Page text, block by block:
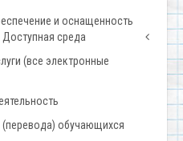
и оснащенность
среда
(все электронные
обучающихся